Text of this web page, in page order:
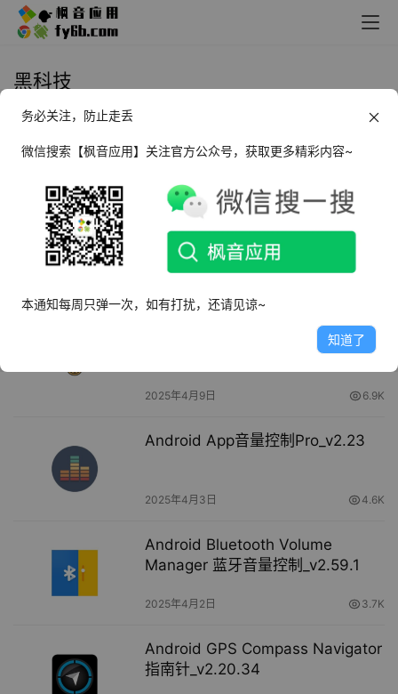
黑科技
Android EVA面部鼠标_v3.1.1 汉化
版
2025年4月14日
Android CarCar Launcher 车机桌
面分屏_v2.10
Android 元萝卜 Meta Wolf_v1.0.10
2025年4月9日 6.9K
Android App音量控制Pro_v2.23
2025年4月3日 4.6K
Android Bluetooth Volume
Manager 蓝牙音量控制_v2.59.1
2025年4月2日 3.7K
Android GPS Compass Navigator
指南针_v2.20.34
务必关注，防止走丢
微信搜索【枫音应用】关注官方公众号，获取更多精彩内容~
本通知每周只弹一次，如有打扰，还请见谅~
知道了